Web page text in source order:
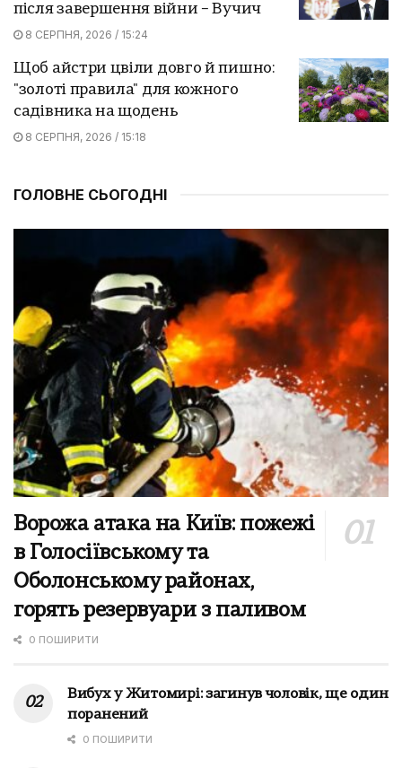
після завершення війни – Вучич
8 СЕРПНЯ, 2026 / 15:24
Щоб айстри цвіли довго й пишно:
"золоті правила" для кожного
садівника на щодень
8 СЕРПНЯ, 2026 / 15:18
ГОЛОВНЕ СЬОГОДНІ
Ворожа атака на Київ: пожежі
в Голосіївському та
Оболонському районах,
горять резервуари з паливом
0 ПОШИРИТИ
Вибух у Житомирі: загинув чоловік, ще один
поранений
0 ПОШИРИТИ